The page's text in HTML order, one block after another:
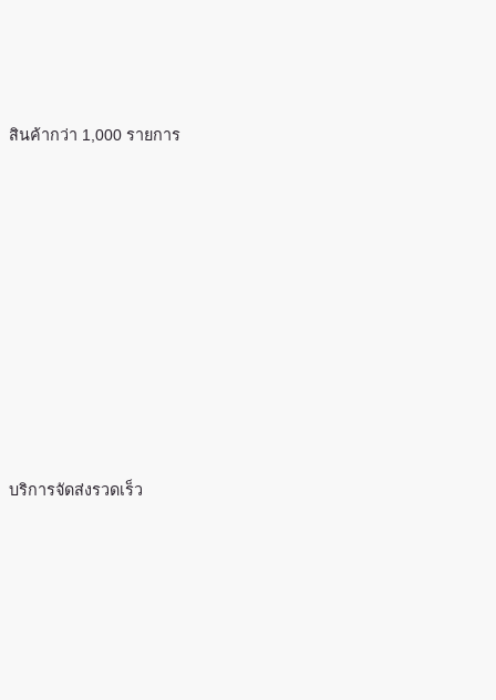
สินค้ากว่า 1,000 รายการ
บริการจัดส่งรวดเร็ว